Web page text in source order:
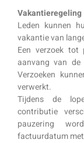
Vakantieregeling
Leden kunnen
vakantie van
Een verzoek
aanvang van
Verzoeken
verwerkt.
Tijdens de
contributie
pauzering
factuurdatum